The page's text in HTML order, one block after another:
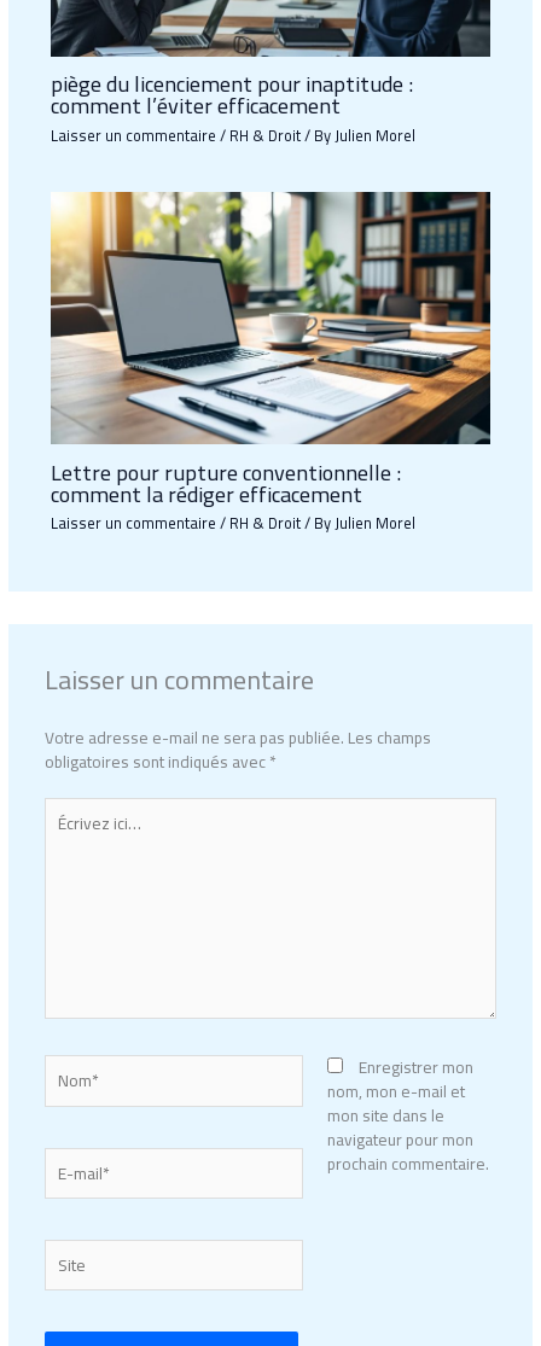
piège du licenciement pour inaptitude :
comment l’éviter efficacement
Laisser un commentaire/RH & Droit/ ByJulien Morel
Lettre pour rupture conventionnelle :
comment la rédiger efficacement
Laisser un commentaire/RH & Droit/ ByJulien Morel
Laisser un commentaire
Votre adresse e-mail ne sera pas publiée.Les champs
obligatoires sont indiqués avec*
Écrivez
ici…
Nom*
E-
mail*
Site
Enregistrer mon
nom, mon e-mail et
mon site dans le
navigateur pour mon
prochain commentaire.